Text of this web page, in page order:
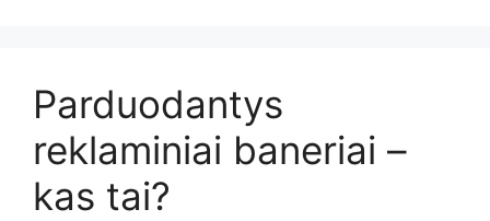
Parduodantys
reklaminiai baneriai –
kas tai?